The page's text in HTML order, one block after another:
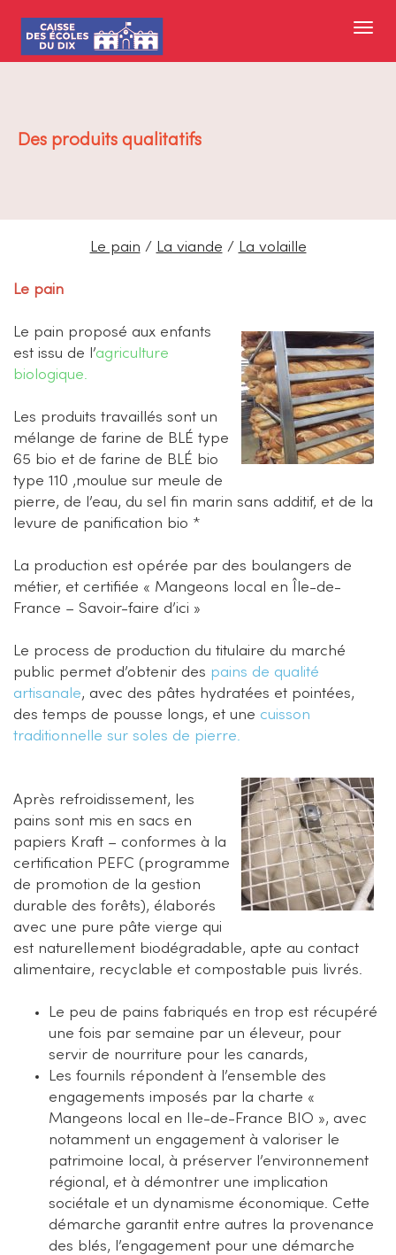
Des produits qualitatifs
Le pain / La viande / La volaille
Le pain
Le pain proposé aux enfants
est issu de l’agriculture
biologique.
Les produits travaillés sont un
mélange de farine de BLÉ type
65 bio et de farine de BLÉ bio
type 110 ,moulue sur meule de
pierre, de l’eau, du sel fin marin sans additif, et de la
levure de panification bio *
La production est opérée par des boulangers de
métier, et certifiée « Mangeons local en Île-de-
France – Savoir-faire d’ici »
Le process de production du titulaire du marché
public permet d’obtenir des pains de qualité
artisanale, avec des pâtes hydratées et pointées,
des temps de pousse longs, et une cuisson
traditionnelle sur soles de pierre.
Après refroidissement, les
pains sont mis en sacs en
papiers Kraft – conformes à la
certification PEFC (programme
de promotion de la gestion
durable des forêts), élaborés
avec une pure pâte vierge qui
est naturellement biodégradable, apte au contact
alimentaire, recyclable et compostable puis livrés.
Le peu de pains fabriqués en trop est récupéré
une fois par semaine par un éleveur, pour
servir de nourriture pour les canards,
Les fournils répondent à l’ensemble des
engagements imposés par la charte «
Mangeons local en Ile-de-France BIO », avec
notamment un engagement à valoriser le
patrimoine local, à préserver l’environnement
régional, et à démontrer une implication
sociétale et un dynamisme économique. Cette
démarche garantit entre autres la provenance
des blés, l’engagement pour une démarche